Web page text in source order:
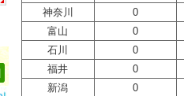
神奈川
0
富山
0
石川
0
福井
0
新潟
0